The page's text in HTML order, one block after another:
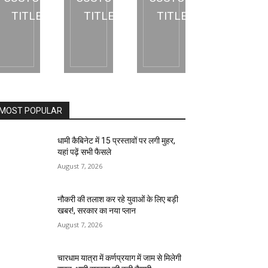
TITLE
TITLE
TITLE
POPULAR
धामी कैबिनेट में 15 प्रस्तावों पर लगी मुहर,
यहां पढ़ें सभी फैसले
August 7, 2026
नौकरी की तलाश कर रहे युवाओं के लिए बड़ी
खबर!, सरकार का नया प्लान
August 7, 2026
चारधाम यात्रा में कर्णप्रयाग में जाम से मिलेगी